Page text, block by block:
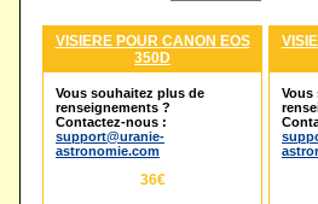
VISIERE POUR CANON EOS
350D
Vous souhaitez plus de
renseignements ?
Contactez-nous :
support@uranie-
astronomie.com
36€
Vous